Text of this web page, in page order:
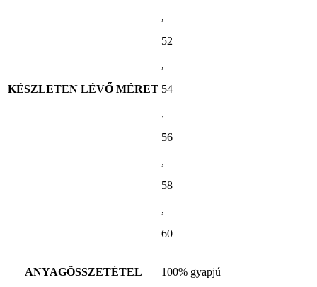
KÉSZLETEN LÉVŐ MÉRET
,
52
,
54
,
56
,
58
,
60
ANYAGÖSSZETÉTEL 100% gyapjú